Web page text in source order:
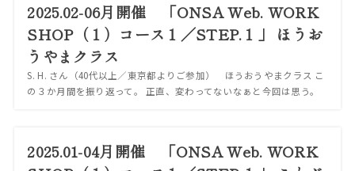
2025.02-06月開催 「ONSA Web. WORK
SHOP（１）コース１／STEP.１」 ほうお
うやまクラス
S. H. さん（40代以上／東京都よりご参加） ほうおうやまクラス こ
の３か月間を振り返って。 正直、変わってないなぁと今回は思う。
2025.01-04月開催 「ONSA Web. WORK